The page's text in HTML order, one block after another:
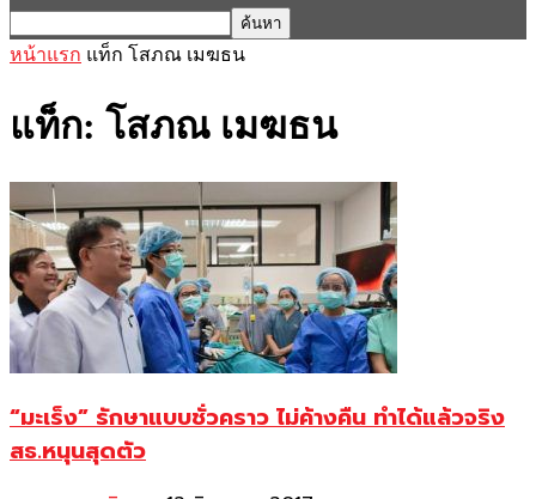
หน้าแรก แท็ก โสภณ เมฆธน
แท็ก: โสภณ เมฆธน
“มะเร็ง” รักษาแบบชั่วคราว ไม่ค้างคืน ทำได้แล้วจริง
สธ.หนุนสุดตัว